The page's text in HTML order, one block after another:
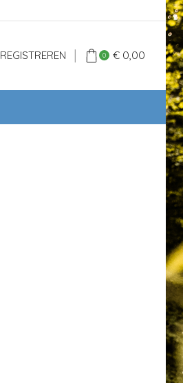
REGISTREREN 0 €0,00